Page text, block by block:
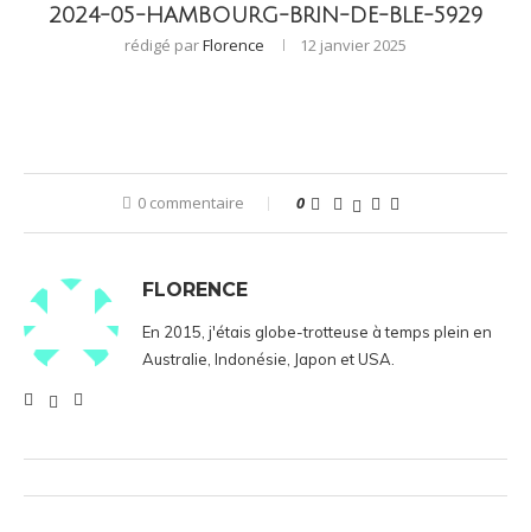
2024-05-HAMBOURG-BRIN-DE-BLE-5929
rédigé parFlorence 12 janvier 2025
0 commentaire 0
FLORENCE
En 2015, j'étais globe-trotteuse à temps plein en
Australie, Indonésie, Japon et USA.